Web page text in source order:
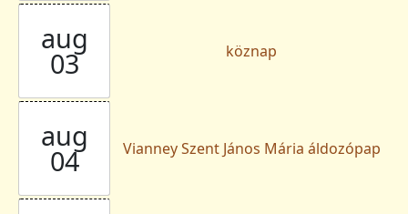
aug
03 köznap
aug
04 Vianney Szent János Mária áldozópap